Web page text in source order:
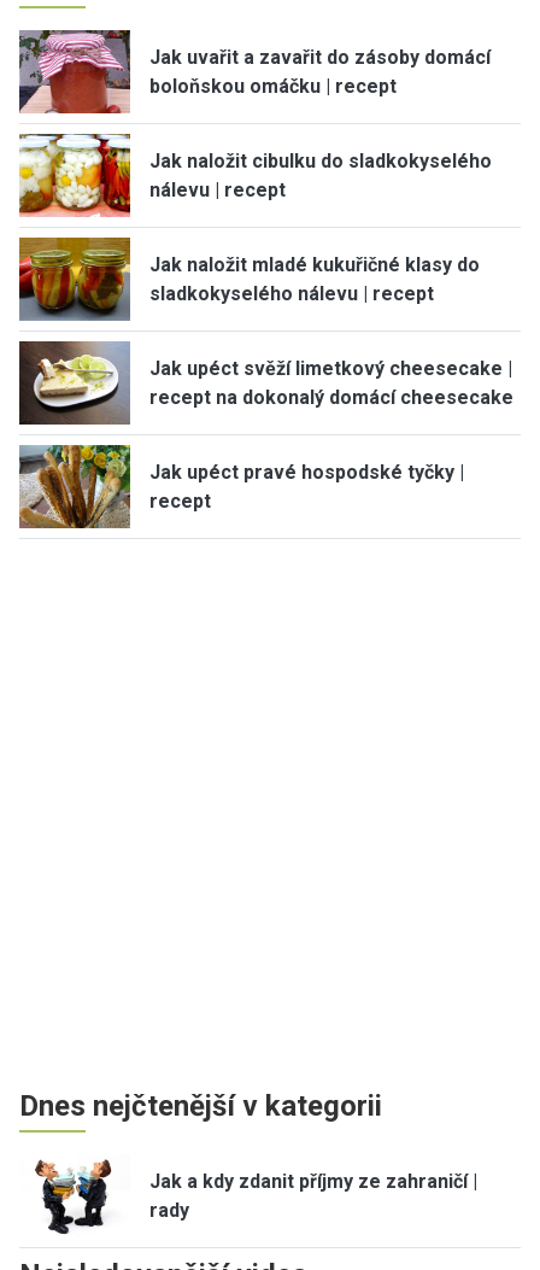
Jak uvařit a zavařit do zásoby domácí
boloňskou omáčku | recept
Jak naložit cibulku do sladkokyselého
nálevu | recept
Jak naložit mladé kukuřičné klasy do
sladkokyselého nálevu | recept
Jak upéct svěží limetkový cheesecake |
recept na dokonalý domácí cheesecake
Jak upéct pravé hospodské tyčky |
recept
Dnes nejčtenější v kategorii
Jak a kdy zdanit příjmy ze zahraničí |
rady